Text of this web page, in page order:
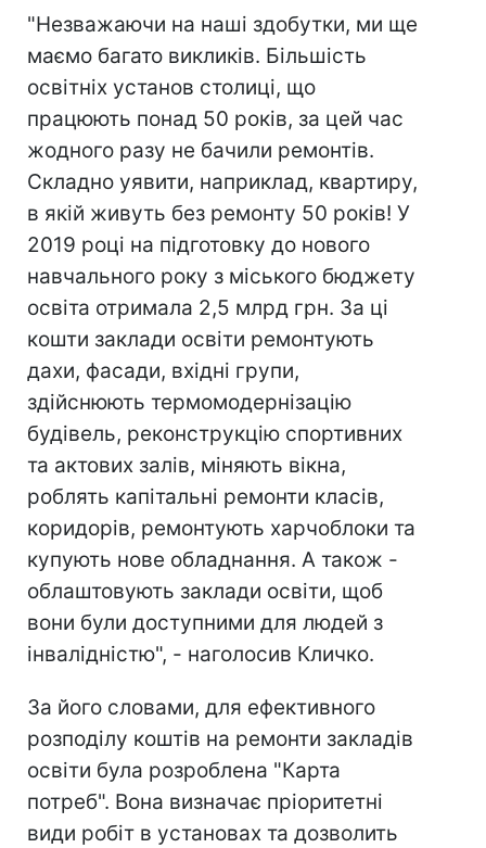
"Незважаючи на наші здобутки, ми ще
маємо багато викликів. Більшість
освітніх установ столиці, що
працюють понад 50 років, за цей час
жодного разу не бачили ремонтів.
Складно уявити, наприклад, квартиру,
в якій живуть без ремонту 50 років! У
2019 році на підготовку до нового
навчального року з міського бюджету
освіта отримала 2,5 млрд грн. За ці
кошти заклади освіти ремонтують
дахи, фасади, вхідні групи,
здійснюють термомодернізацію
будівель, реконструкцію спортивних
та актових залів, міняють вікна,
роблять капітальні ремонти класів,
коридорів, ремонтують харчоблоки та
купують нове обладнання. А також -
облаштовують заклади освіти, щоб
вони були доступними для людей з
інвалідністю", - наголосив Кличко.
За його словами, для ефективного
розподілу коштів на ремонти закладів
освіти була розроблена "Карта
потреб". Вона визначає пріоритетні
види робіт в установах та дозволить